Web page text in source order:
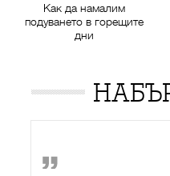
Как да намалим
подуването в горещите
дни